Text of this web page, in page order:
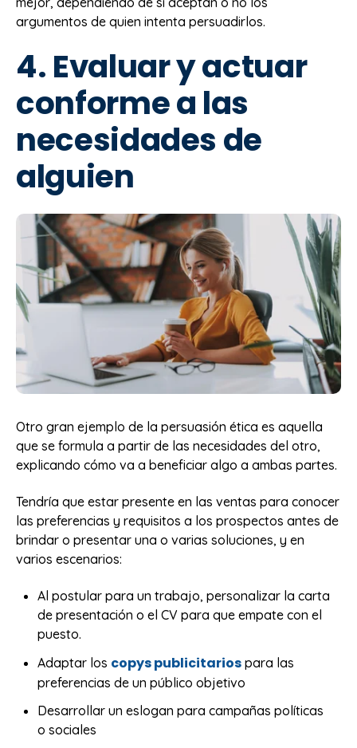
argumentos de quien intenta persuadirlos.
4. Evaluar y actuar
conforme a las
necesidades de
alguien
Otro gran ejemplo de la persuasión ética es aquella
que se formula a partir de las necesidades del otro,
explicando cómo va a beneficiar algo a ambas partes.
Tendría que estar presente en las ventas para conocer
las preferencias y requisitos a los prospectos antes de
brindar o presentar una o varias soluciones, y en
varios escenarios:
Al postular para un trabajo, personalizar la carta
de presentación o el CV para que empate con el
puesto.
Adaptar los copys publicitarios para las
preferencias de un público objetivo
Desarrollar un eslogan para campañas políticas
o sociales